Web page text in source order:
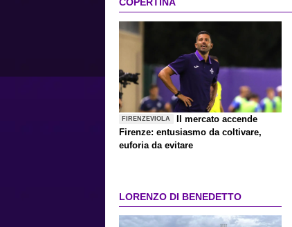
FIRENZEVIOLA
Il mercato accende
Firenze: entusiasmo da coltivare,
euforia da evitare
LORENZO DI BENEDETTO